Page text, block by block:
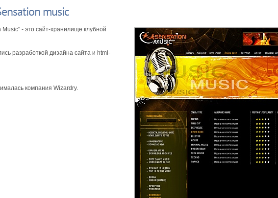
music
- это сайт-хранилище клубной
разработкой дизайна сайта и html-
компания Wizardry.